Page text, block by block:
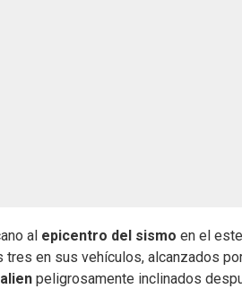
al epicentro del sismo en el
tres en sus vehículos, alcanzados
peligrosamente inclinados